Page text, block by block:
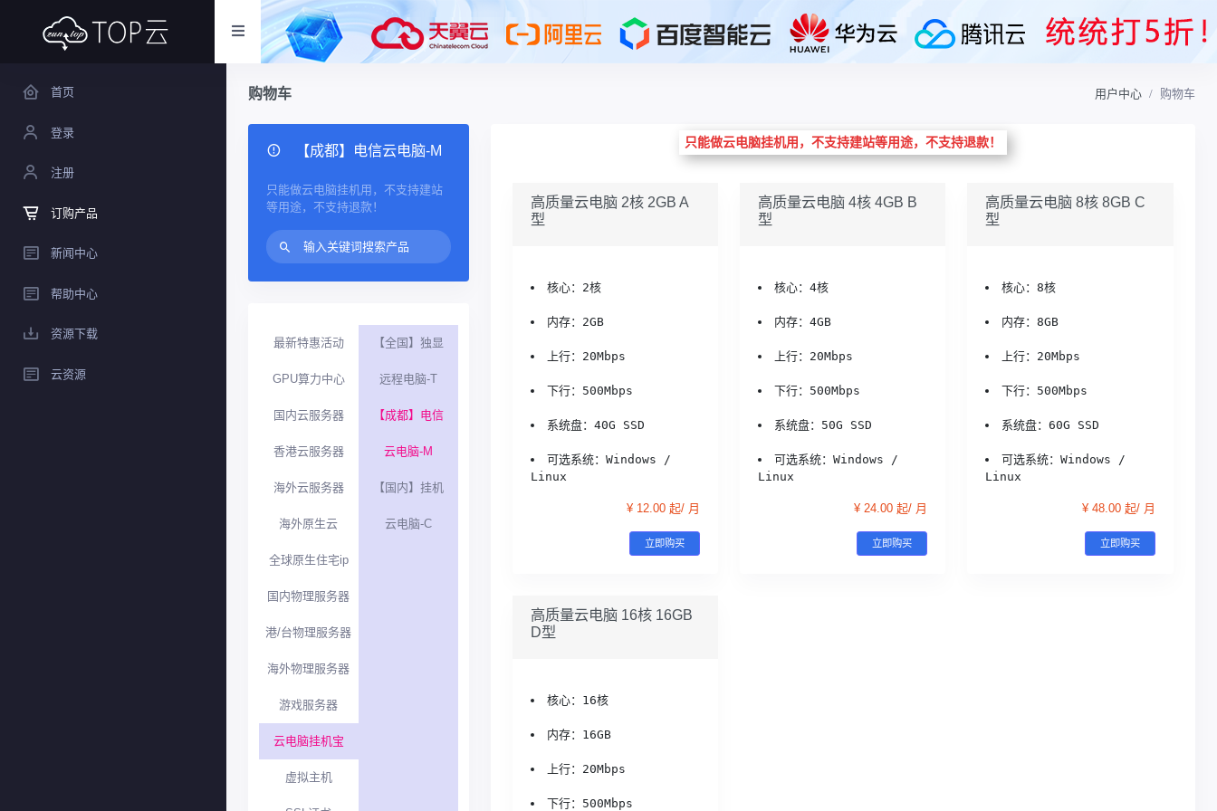
首页
登录
注册
订购产品
新闻中心
帮助中心
资源下载
云资源
购物车 用户中心 购物车
【成都】电信云电脑-M
只能做云电脑挂机用，不支持建站
等用途，不支持退款！
最新特惠活动
GPU算力中心
国内云服务器
香港云服务器
海外云服务器
海外原生云
全球原生住宅ip
国内物理服务器
港/台物理服务器
海外物理服务器
游戏服务器
云电脑挂机宝
虚拟主机
【全国】独显
远程电脑-T
【成都】电信
云电脑-M
【国内】挂机
云电脑-C
只能做云电脑挂机用，不支持建站等用途，不支持退款！
高质量云电脑 2核 2GB A
型
核心：2核
内存：2GB
上行：20Mbps
下行：500Mbps
系统盘：40G SSD
可选系统：Windows /
Linux
¥ 12.00 起/ 月
立即购买
高质量云电脑 4核 4GB B
型
核心：4核
内存：4GB
上行：20Mbps
下行：500Mbps
系统盘：50G SSD
可选系统：Windows /
Linux
¥ 24.00 起/ 月
立即购买
高质量云电脑 8核 8GB C
型
核心：8核
内存：8GB
上行：20Mbps
下行：500Mbps
系统盘：60G SSD
可选系统：Windows /
Linux
¥ 48.00 起/ 月
立即购买
高质量云电脑 16核 16GB
D型
核心：16核
内存：16GB
上行：20Mbps
下行：500Mbps